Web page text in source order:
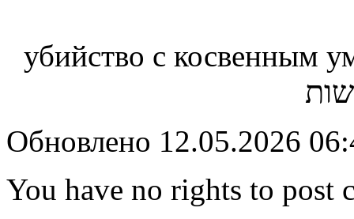
убийство с косвенным
Обновлено 12.05.2026
You have no rights to post